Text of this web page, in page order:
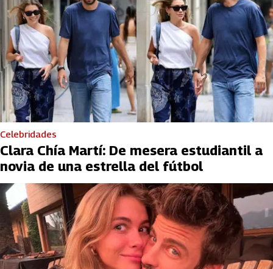
Celebridades
Clara Chía Martí: De mesera estudiantil a
novia de una estrella del fútbol